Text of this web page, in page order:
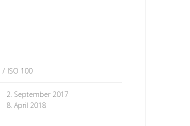
/ ISO 100
2. September 2017
8. April 2018